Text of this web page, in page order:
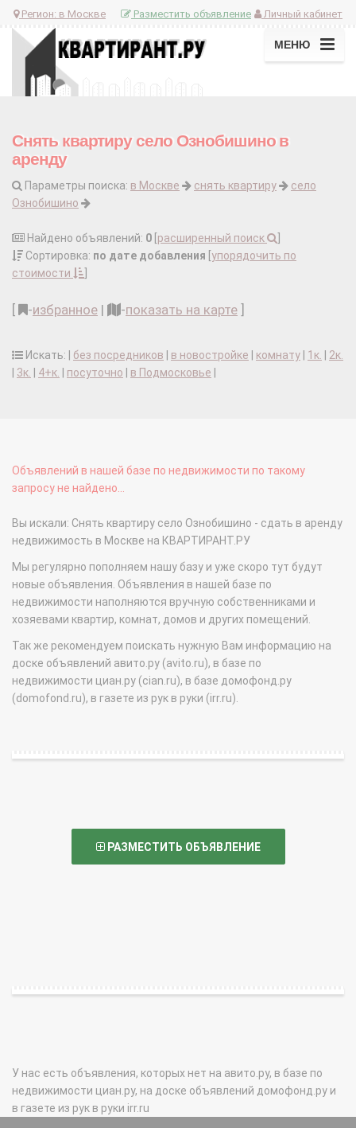
Регион: в Москве Личный кабинет
Разместить объявление
МЕНЮ
Снять квартиру село Ознобишино в
аренду
Параметры поиска: в Москве снять квартиру
село
Ознобишино
Найдено объявлений: 0 расширенный поиск
Сортировка: по дате добавления упорядочить по
стоимости
-избранное | -показать на карте
Искать: | без посредников в новостройке комнату 1к.
2к.
3к. 4+к. посуточно в Подмосковье
Объявлений в нашей базе по недвижимости по такому
запросу не найдено...
Вы искали: Снять квартиру село Ознобишино - сдать в аренду
недвижимость в Москве на КВАРТИРАНТ.РУ
Мы регулярно пополняем нашу базу и уже скоро тут будут
новые объявления. Объявления в нашей базе по
недвижимости наполняются вручную собственниками и
хозяевами квартир, комнат, домов и других помещений.
Так же рекомендуем поискать нужную Вам информацию на
доске объявлений авито.ру (avito.ru), в базе по
недвижимости циан.ру (cian.ru), в базе домофонд.ру
(domofond.ru), в газете из рук в руки (irr.ru).
РАЗМЕСТИТЬ ОБЪЯВЛЕНИЕ
У нас есть объявления, которых нет на авито.ру, в базе по
недвижимости циан.ру, на доске объявлений домофонд.ру и
в газете из рук в руки irr.ru